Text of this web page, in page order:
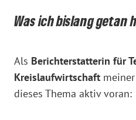
Was ich bislang getan
Als Berichterstatterin für
Kreislaufwirtschaft
dieses Thema aktiv voran: